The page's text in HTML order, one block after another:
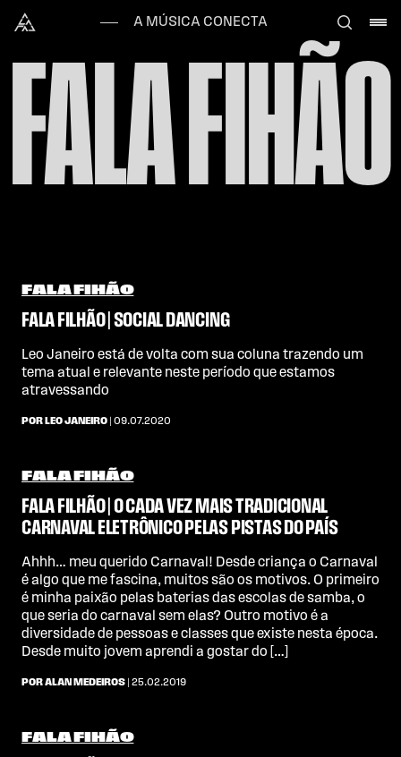
Alataj
A MÚSICA CONECTA
FALA FIHÃO
FALA FIHÃO
FALA FILHÃO | SOCIAL DANCING
Leo Janeiro está de volta com sua coluna trazendo um
tema atual e relevante neste período que estamos
atravessando
POR LEO JANEIRO | 09.07.2020
FALA FIHÃO
FALA FILHÃO | O CADA VEZ MAIS TRADICIONAL
CARNAVAL ELETRÔNICO PELAS PISTAS DO PAÍS
Ahhh… meu querido Carnaval! Desde criança o Carnaval
é algo que me fascina, muitos são os motivos. O primeiro
é minha paixão pelas baterias das escolas de samba, o
que seria do carnaval sem elas? Outro motivo é a
diversidade de pessoas e classes que existe nesta época.
Desde muito jovem aprendi a gostar do […]
POR ALAN MEDEIROS | 25.02.2019
FALA FIHÃO